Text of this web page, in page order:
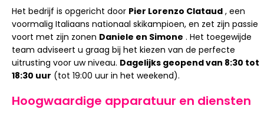
Het bedrijf is opgericht door Pier Lorenzo Clataud , een
voormalig Italiaans nationaal skikampioen, en zet zijn passie
voort met zijn zonen Daniele en Simone . Het toegewijde
team adviseert u graag bij het kiezen van de perfecte
uitrusting voor uw niveau. Dagelijks geopend van 8:30 tot
18:30 uur (tot 19:00 uur in het weekend).
Hoogwaardige apparatuur en diensten